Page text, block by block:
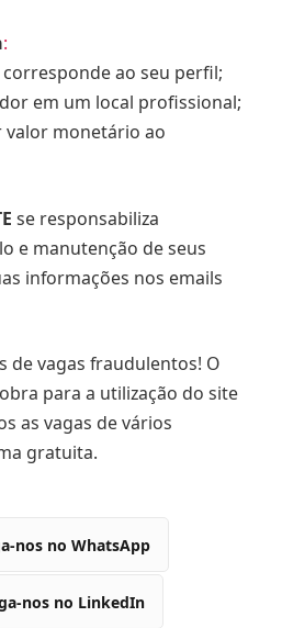
:
ao seu perfil;
em um local profissional;
valor monetário ao
se responsabiliza
e manutenção de seus
informações nos emails
de vagas fraudulentos! O
para a utilização do site
as vagas de vários
gratuita.
nos no WhatsApp
nos no LinkedIn